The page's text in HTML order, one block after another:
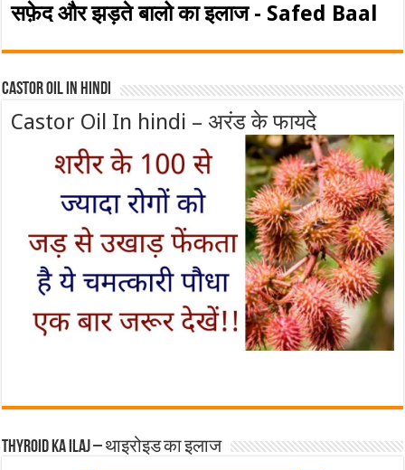
सफ़ेद और झड़ते बालो का इलाज - Safed Baal
Castor Oil In Hindi
Castor Oil In hindi – अरंड के फायदे
Thyroid ka ilaj – थाइरोइड का इलाज